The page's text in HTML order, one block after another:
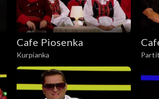
Cafe Piosenka
Kurpianka